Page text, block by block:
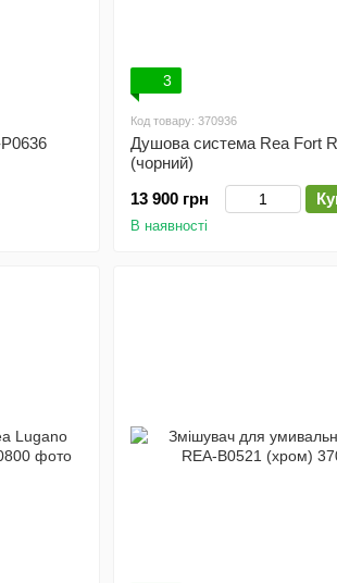
3
Код товару: 370936
Душова система Rea Fort
(чорний)
13 900 грн
В наявності